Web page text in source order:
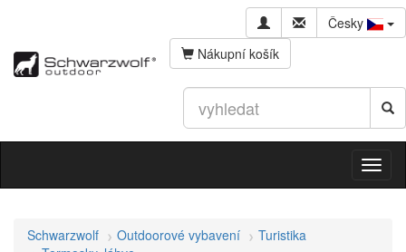
Česky
Nákupní košík
Schwarzwolf Outdoorové vybavení
Turistika